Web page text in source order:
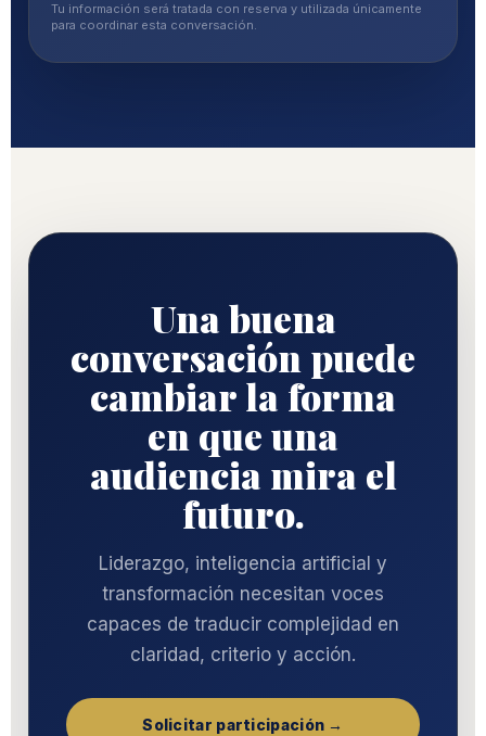
Tu información será tratada con reserva y utilizada únicamente
para coordinar esta conversación.
Una buena
conversación puede
cambiar la forma
en que una
audiencia mira el
futuro.
Liderazgo, inteligencia artificial y
transformación necesitan voces
capaces de traducir complejidad en
claridad, criterio y acción.
Solicitar participación →